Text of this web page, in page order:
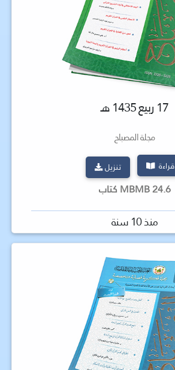
17 ربيع 1435 هـ
مجلة المصباح
قراءة تنزيل
24.6 MBMB كتاب
منذ 10 سنة